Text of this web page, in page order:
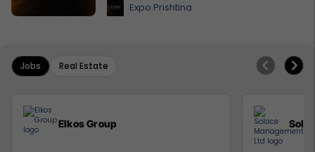
Expo Prishtina
Jobs Real Estate
Elkos Group